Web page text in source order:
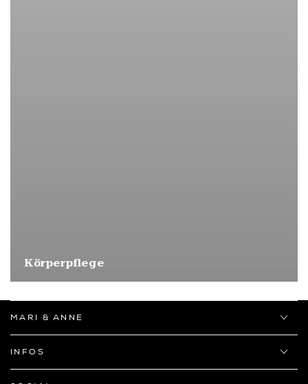
Körperpflege
MARI & ANNE
INFOS